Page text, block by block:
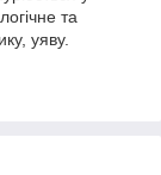
та
уяву.